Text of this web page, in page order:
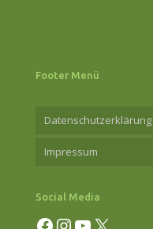
Footer Menü
Datenschutzerklärung
Impressum
Social Media